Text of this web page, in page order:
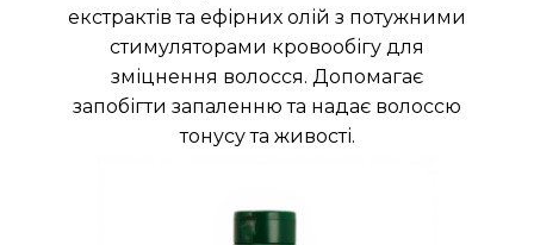
екстрактів та ефірних олій з потужними
стимуляторами кровообігу для
зміцнення волосся. Допомагає
запобігти запаленню та надає волоссю
тонусу та живості.